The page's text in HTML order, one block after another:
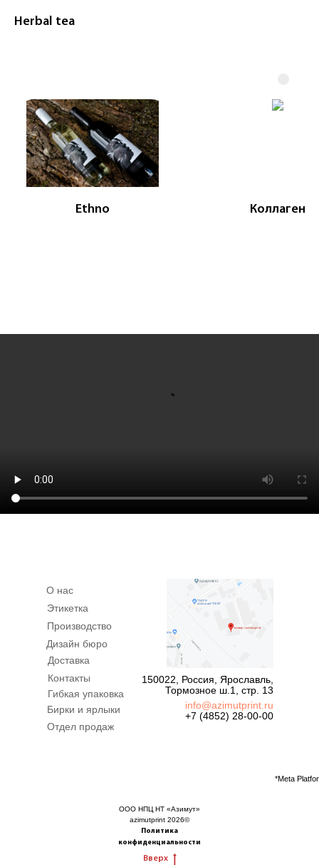
Herbal tea
Ethno Коллаген
О нас
Этикетка
Производство
Дизайн бюро
Доставка
Контакты
info@azimutprint.ru
+7 (4852) 28-00-00
ООО НПЦ НТ «Азимут»
azimutprint 2026©
Политика
конфиденциальности
150022, Россия, Ярославль,
Тормозное ш.1, стр. 13
Гибкая упаковка
Бирки и ярлыки
Отдел продаж
*Meta
Вверх